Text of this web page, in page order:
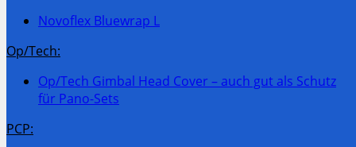
Novoflex Bluewrap L
Op/Tech:
Op/Tech Gimbal Head Cover – auch gut als Schutz
für Pano-Sets
PCP: